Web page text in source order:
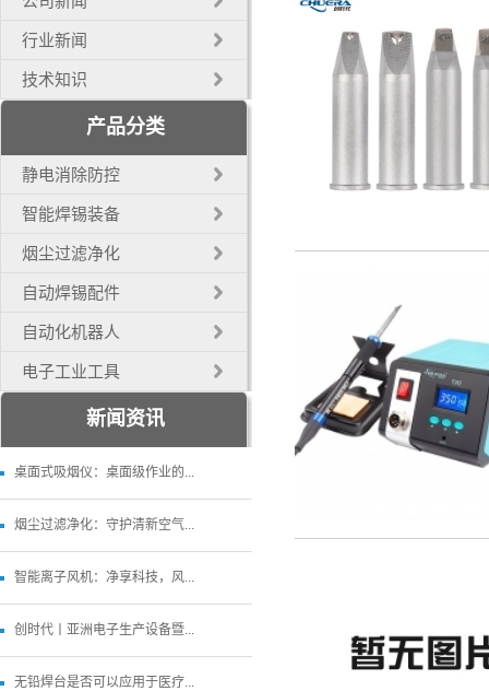
行业新闻
技术知识
产品分类
静电消除防控
智能焊锡装备
烟尘过滤净化
自动焊锡配件
自动化机器人
电子工业工具
新闻资讯
桌面式吸烟仪：桌面级作业的...
烟尘过滤净化：守护清新空气...
智能离子风机：净享科技，风...
创时代丨亚洲电子生产设备暨...
无铅焊台是否可以应用于医疗...